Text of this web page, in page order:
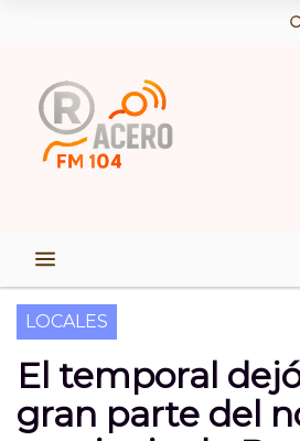
LOCALES
El temporal
gran parte del